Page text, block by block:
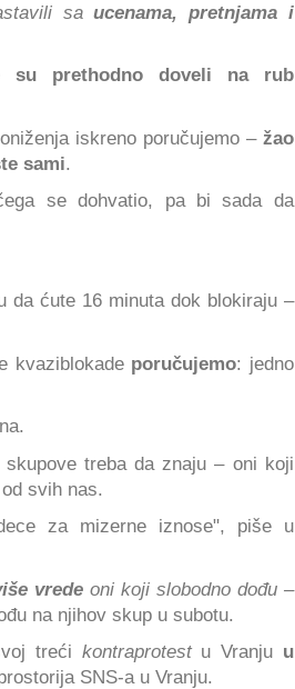
saucenama, pretnjama i
su prethodno doveli na rub
iskreno poručujemo – žao
sami.
se dohvatio, pa bi sada da
da ćute 16 minuta dok blokiraju –
kvaziblokade poručujemo: jedno
skupove treba da znaju – oni koji
svih nas.
za mizerne iznose", piše u
vrede oni koji slobodno dođu –
na njihov skup u subotu.
treći kontraprotestu Vranju u
SNS-a u Vranju.